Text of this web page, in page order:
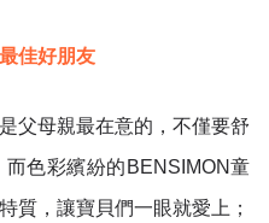
佳好朋友
父母親最在意的，不僅要舒
色彩繽紛的BENSIMON童
質，讓寶貝們一眼就愛上；